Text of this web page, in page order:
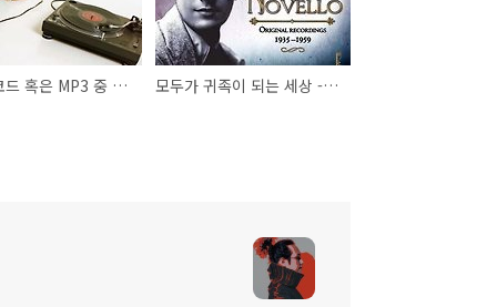
CD, 레코드 혹은 MP3 중 어떤 것이 보다 지구를 위한 것인가? 모두가 귀족이 되는 세상 - Ivor Novello "The Land of Might-Have Been"